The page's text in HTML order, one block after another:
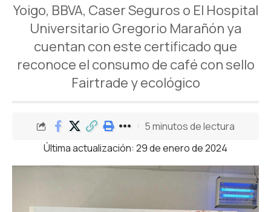
Yoigo, BBVA, Caser Seguros o El Hospital
Universitario Gregorio Marañón ya
cuentan con este certificado que
reconoce el consumo de café con sello
Fairtrade y ecológico
Última actualización: 29 de enero de 2024
5 minutos de lectura